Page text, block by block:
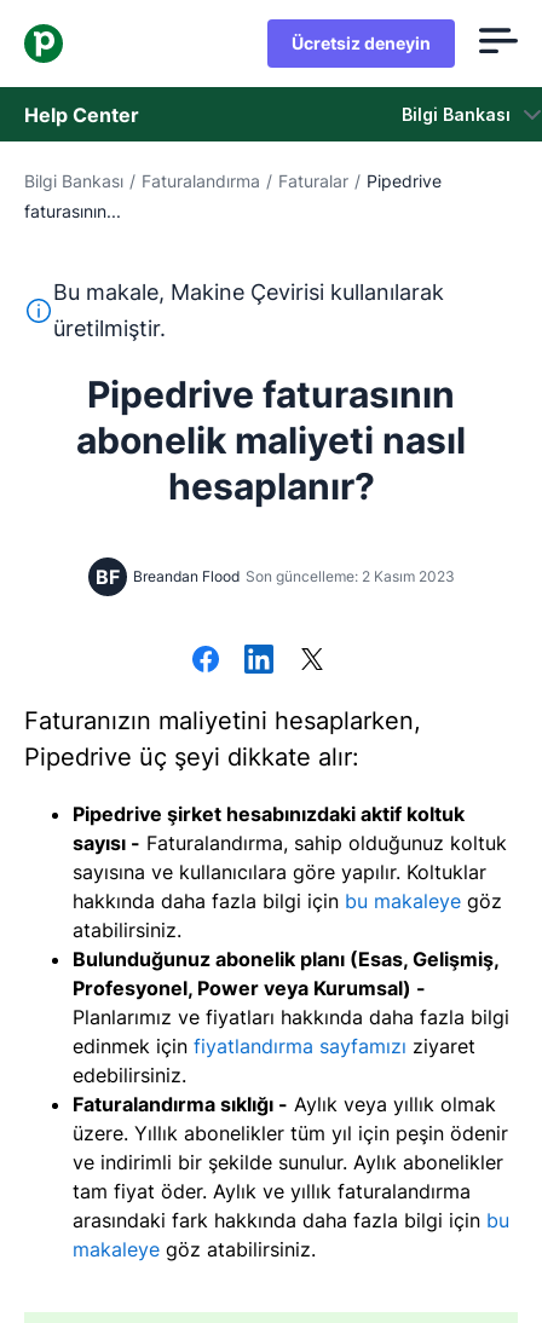
Ücretsiz deneyin
Help Center Bilgi Bankası
Bilgi Bankası
Destek Birimiyle İletişime Geçin
Bilgi Bankası / Faturalandırma / Faturalar / Pipedrive
faturasının...
Bu metin, İngilizceden Makine Çevirisi aracı
Bu makale, Makine Çevirisi kullanılarak
üretilmiştir.
Pipedrive faturasının
abonelik maliyeti nasıl
hesaplanır?
BF Breandan Flood Son güncelleme: 2 Kasım 2023
Faturanızın maliyetini hesaplarken,
Pipedrive üç şeyi dikkate alır:
Pipedrive şirket hesabınızdaki aktif koltuk
sayısı - Faturalandırma, sahip olduğunuz koltuk
sayısına ve kullanıcılara göre yapılır. Koltuklar
hakkında daha fazla bilgi için bu makaleye göz
atabilirsiniz.
Bulunduğunuz abonelik planı (Esas, Gelişmiş,
Profesyonel, Power veya Kurumsal) -
Planlarımız ve fiyatları hakkında daha fazla bilgi
edinmek için fiyatlandırma sayfamızı ziyaret
edebilirsiniz.
Faturalandırma sıklığı - Aylık veya yıllık olmak
üzere. Yıllık abonelikler tüm yıl için peşin ödenir
ve indirimli bir şekilde sunulur. Aylık abonelikler
tam fiyat öder. Aylık ve yıllık faturalandırma
arasındaki fark hakkında daha fazla bilgi için bu
makaleye göz atabilirsiniz.